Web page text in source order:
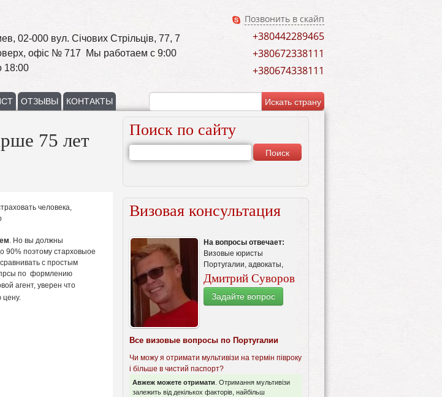
02-000 вул. Січових Стрільців, 77, 7
офіс № 717 Мы работаем с 9:00
18:00
Позвонить в скайп
+380442289465
+380672338111
+380674338111
ОТЗЫВЫ КОНТАКТЫ
75 лет
человека,
. Но вы должны
90% поэтому старховыое
с простым
по формлению
агент, уверен что
цену.
Поиск по сайту
Визовая консультация
На вопросы отвечает:
Визовые юристы
Португалии, адвокаты,
Дмитрий Суворов
Задайте вопрос
Все визовые вопросы по Португалии
Чи можу я отримати мультивізи на термін півроку
і більше в чистий паспорт?
Авжеж можете отримати . Отримання мультивізи
залежить від декількох факторів, найбільш